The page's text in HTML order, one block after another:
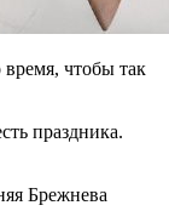
чтобы так
праздника.